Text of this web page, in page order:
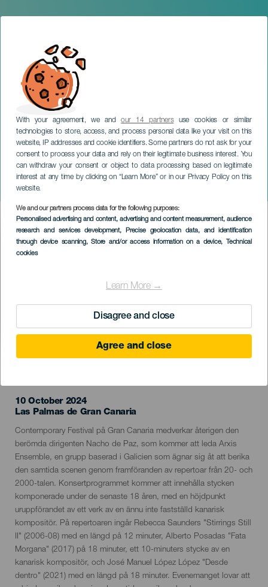
With your agreement, we andour 14 partnersuse cookies or similar
technologies to store, access, and process personal data like your visit on this
website, IP addresses and cookie identifiers. Some partners do not ask for your
consent to process your data and rely on their legitimate business interest. You
can withdraw your consent or object to data processing based on legitimate
interest at any time by clicking on “Learn More” or in our Privacy Policy on this
website.
We and our partners process data for the following purposes:
Personalised advertising and content, advertising and content measurement, audience
research and services development, Precise geolocation data, and identification
through device scanning, Store and/or access information on a device, Technical
cookies
Learn More →
Disagree and close
Agree and close
Arxis Ensemble på konsert
GRAN CANARIA
Imagen
Listado
10 October 2024
Localidad
Las Palmas de Gran Canaria
Descripción
del
evento
Contemporary Festival på Gran Canaria medverkar återigen den
berömda dirigenten Nacho de Paz, som kommer att leda Arxis
Ensemble, en grupp baserad i Galicien som ägnar sig åt att berika
den samtida scenen genom framföranden av repertoar från 20- och
2000-talen. Konsertprogrammet kommer att innehålla stycken
komponerade under de senaste 18 åren, med en höjdpunkt
uruppförandet av ett verk av en ännu inte fastställd kanarisk
kompositör. På repertoaren ingår Rebecca Saunders "Stirrings Still
II" (2006-08) med en längd på 12 minuter, Alberto Posadas "Fata
Morgana" (2017) på 18 minuter, ett 10-minuters stycke av en
kanarisk kompositör, och José Manuel López López "Desde
dentro" (2021) med en längd på 18 minuter. Evenemanget lovar att